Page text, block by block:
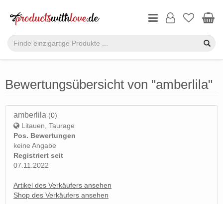
Bewertungsübersicht von "amberlila"
amberlila (0)
Litauen, Taurage
Pos. Bewertungen
keine Angabe
Registriert seit
07.11.2022
Artikel des Verkäufers ansehen
Shop des Verkäufers ansehen